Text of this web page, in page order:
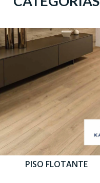
PISO FLOTANTE